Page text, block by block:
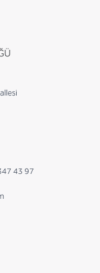
43 97